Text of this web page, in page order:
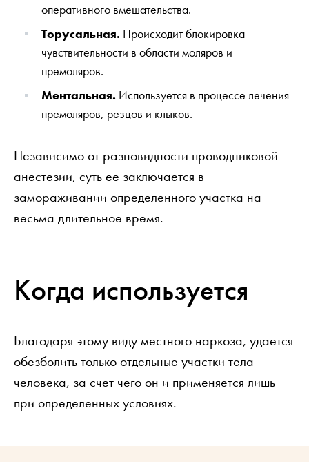
оперативного вмешательства.
Торусальная. Происходит блокировка
чувствительности в области моляров и
премоляров.
Ментальная. Используется в процессе лечения
премоляров, резцов и клыков.
Независимо от разновидности проводниковой
анестезии, суть ее заключается в
замораживании определенного участка на
весьма длительное время.
Когда используется
Благодаря этому виду местного наркоза, удается
обезболить только отдельные участки тела
человека, за счет чего он и применяется лишь
при определенных условиях.